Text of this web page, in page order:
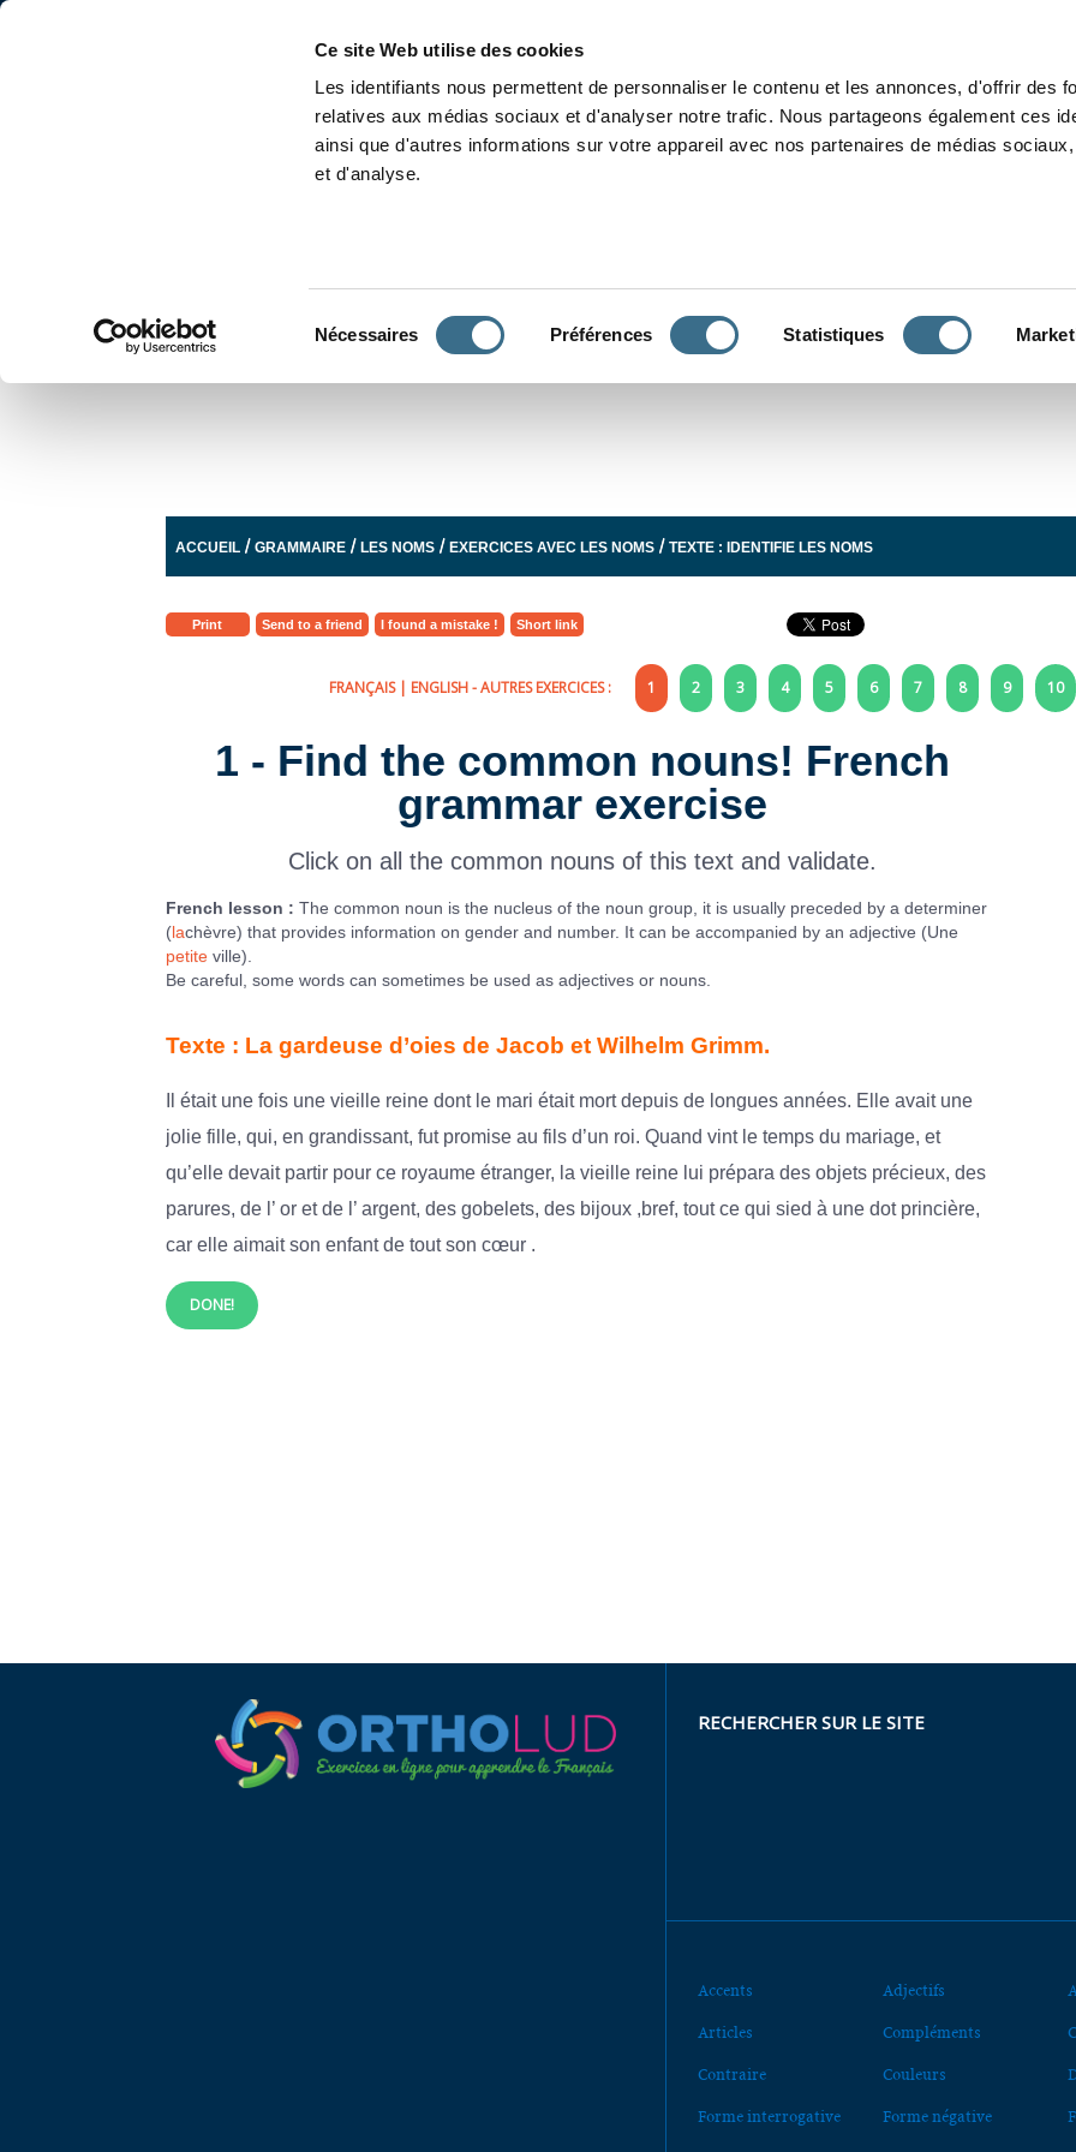
Ce site Web utilise des cookies
Les identifiants nous permettent de personnaliser le contenu et les annonces, d'offrir des
relatives aux médias sociaux et d'analyser notre trafic. Nous partageons également ces
ainsi que d'autres informations sur votre appareil avec nos partenaires de médias
et d'analyse.
Nécessaires Préférences Statistiques
ACCUEIL /GRAMMAIRE /LES NOMS /EXERCICES AVEC LES NOMS /TEXTE : IDENTIFIE LES NOMS
Print Send to a friend I found a mistake ! Short link
FRANÇAIS| ENGLISH- AUTRES EXERCICES : 1 2 3 4 5 6 7 8 9 10
1 - Find the common nouns! French
grammar exercise
Click on all the common nouns of this text and validate.
French lesson : The common noun is the nucleus of the noun group, it is usually preceded by a determiner
(lachèvre) that provides information on gender and number. It can be accompanied by an adjective (Une
petiteville).
Be careful, some words can sometimes be used as adjectives or nouns.
Texte : La gardeuse d’oies de Jacob et Wilhelm Grimm.
était une fois une vieille reine dont le mari était mort depuis de longues années. Elle avait une
jolie fille, qui, en grandissant, fut promise au fils d’un roi. Quand vint le temps du mariage, et
qu’elle devait partir pour ce royaume étranger, la vieille reine lui prépara des objets précieux, des
parures, de l’ or et de l’ argent, des gobelets, des bijoux ,bref, tout ce qui sied à une dot princière,
car elle aimait son enfantde tout son cœur .
DONE!
RECHERCHER SUR LE SITE
Accents Adjectifs
Articles Compléments
Contraire Couleurs
Forme interrogative Forme négative